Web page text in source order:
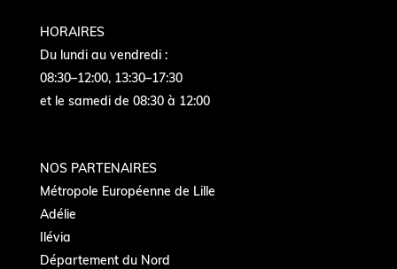
HORAIRES
Du lundi au vendredi :
08:30–12:00, 13:30–17:30
et le samedi de 08:30 à 12:00
NOS PARTENAIRES
Métropole Européenne de Lille
Adélie
Ilévia
Département du Nord